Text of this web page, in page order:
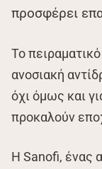
προσφέρει
Το
ανοσιακή
όχι όμως και
προκαλούν
Η Sanofi, ένας